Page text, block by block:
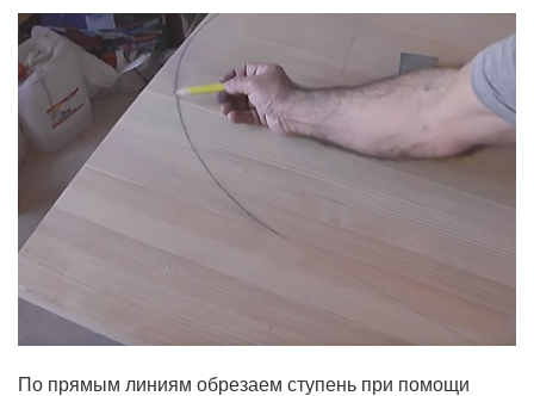
По прямым линиям обрезаем ступень при помощи